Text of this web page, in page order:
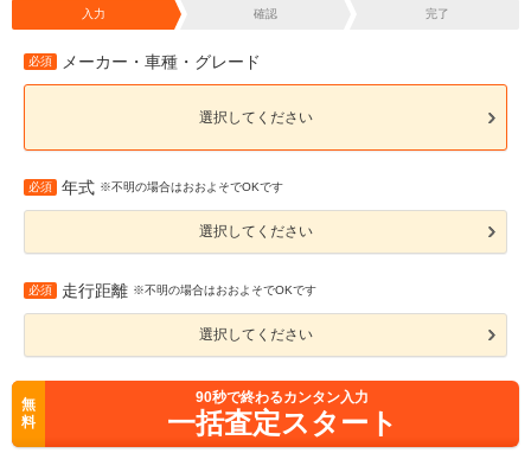
入力 確認 完了
必須 メーカー・車種・グレード
選択してください
必須 年式 ※不明の場合はおおよそでOKです
選択してください
必須 走行距離 ※不明の場合はおおよそでOKです
選択してください
無
料
90秒で終わるカンタン入力
一括査定スタート